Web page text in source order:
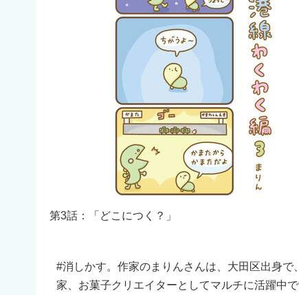
第3話：「どこにつく？」
#消しかす。作家のまりんさんは、大田区出身
家、お菓子クリエイターとしてマルチに活躍中で